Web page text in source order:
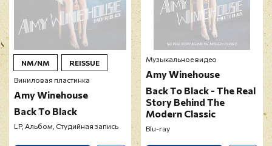
NM/NM
REISSUE
Виниловая пластинка
Amy Winehouse
Back To Black
LP, Альбом, Студийная запись
Музыкальное видео
Amy Winehouse
Back To Black - The Real
Story Behind The
Modern Classic
Blu-ray